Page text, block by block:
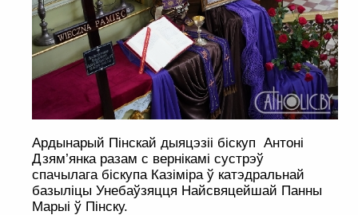
Ардынарый Пінскай дыяцэзіі біскуп Антоні
Дзям’янка разам с вернікамі сустрэў
спачылага біскупа Казіміра ў катэдральнай
базыліцы Унебаўзяцця Найсвяцейшай Панны
Марыі ў Пінску.